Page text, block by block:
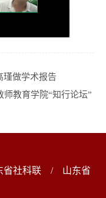
瑾做学术报告
教育学院“知行论坛”
省社科联 /
山东省